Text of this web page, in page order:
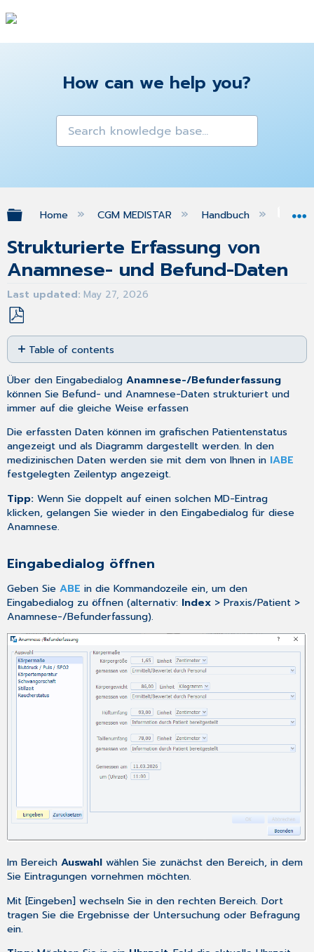
How can we help you?
Expand/collapse global hierarchy
Home CGM MEDISTAR Handbuch
Strukturierte Erfassung von
Anamnese- und Befund-Daten
Last updated May 27, 2026
Save
as
PDF
Table of contents
öffnen
Mögliche
Einstellungen:
Zeilentyp
und
Gültigkeitsprüfung/-
markierung
Über den EingabedialogAnamnese-/Befunderfassung
können Sie Befund- und Anamnese-Daten strukturiert und
immer auf die gleiche Weise erfassen
Die erfassten Daten können imgrafischen Patientenstatus
angezeigt und als Diagramm dargestellt werden. In den
medizinischen Daten werden sie mit dem von Ihnen in IABE
festgelegten Zeilentyp angezeigt.
Tipp:Wenn Sie doppelt auf einen solchen MD-Eintrag
klicken, gelangen Sie wieder in den Eingabedialog für diese
Anamnese.
Eingabedialog öffnen
Geben SieABE in die Kommandozeile ein, um den
Eingabedialog zu öffnen (alternativ: Index > Praxis/Patient >
Anamnese-/Befunderfassung).
Im BereichAuswahl wählen Sie zunächst den Bereich, in dem
Sie Eintragungen vornehmen möchten.
Mit [Eingeben] wechseln Sie in den rechten Bereich. Dort
tragen Sie die Ergebnisse der Untersuchung oder Befragung
ein.